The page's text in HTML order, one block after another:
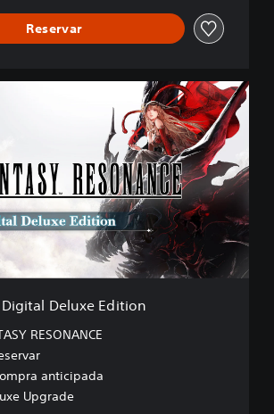
Reservar
Digital Deluxe Edition
RESONANCE
anticipada
Upgrade